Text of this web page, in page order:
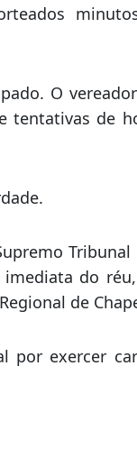
teve mais
para
tentativas de
Tribunal
de